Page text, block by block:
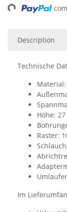
Description
Technische
Höhe:
Raster:
Im